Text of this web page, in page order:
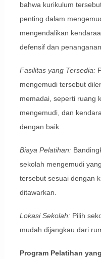
bahwa kurikulum
penting dalam
mengendalikan
defensif dan
Fasilitas yang Tersedia:
mengemudi tersebut
memadai, seperti ruang
mengemudi, dan
dengan baik.
Biaya Pelatihan:
sekolah mengemudi
tersebut sesuai dengan
ditawarkan.
Lokasi Sekolah:Pilih
mudah dijangkau dari
Program Pelatihan